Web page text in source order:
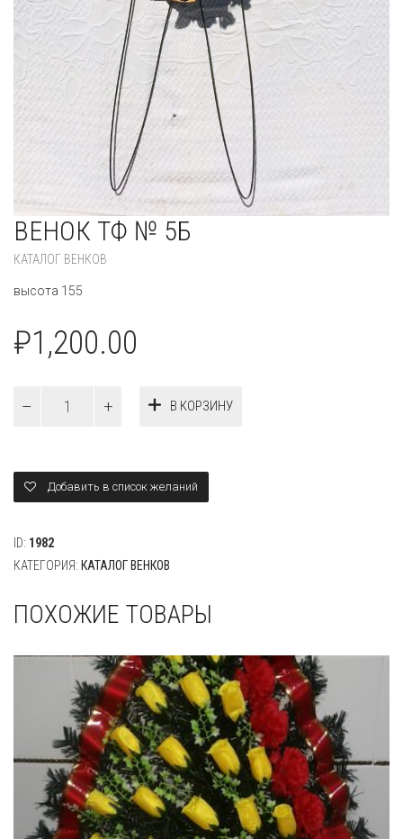
ВЕНОК ТФ № 5Б
КАТАЛОГ ВЕНКОВ
высота 155
₽1,200.00
В КОРЗИНУ
Добавить в список желаний
ID: 1982
КАТЕГОРИЯ: КАТАЛОГ ВЕНКОВ
ПОХОЖИЕ ТОВАРЫ